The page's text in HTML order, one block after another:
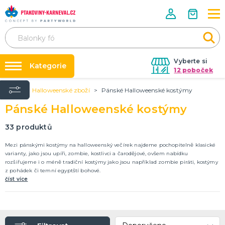
Vyberte si
12 poboček
Půjčovna kostýmů
Párty výzdoba na klíč
Nafukování balónků
Prodejny
Rozvoz
Párty Blog
Kontakt
Kategorie
HALLOWEENSKÉ ZBOŽÍ
Dámské Halloweenské kostýmy
Dětské Halloweenské kostýmy
PÁRTY DOPLŇKY PRO ORIGINÁLNÍ ZÁBAVU
Balónky a dekorace
Úvod Halloweenské zboží Pánské Halloweenské kostýmy
Pánské Halloweenské kostýmy
33 produktů
Mezi pánskými kostýmy na halloweenský večírek najdeme pochopitelně klasické
varianty, jako jsou upíři, zombie, kostlivci a čarodějové, ovšem nabídku
rozšiřujeme i o méně tradiční kostýmy jako jsou například zombie piráti, kostýmy
z pohádek či temní egyptští bohové.
číst více